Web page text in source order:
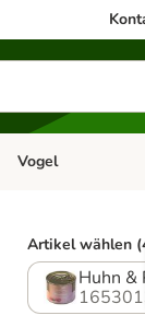
Kleintier
Kategorie-Menü
Vogel
Artikel wählen
Huhn &